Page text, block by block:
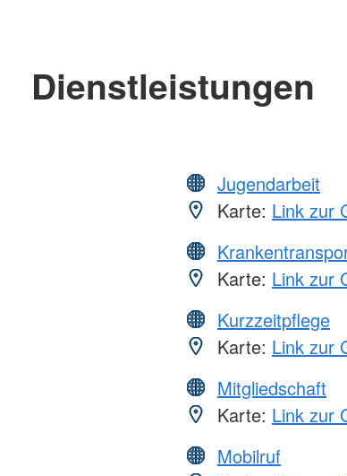
Dienstleistungen
Jugendarbeit
Karte: Link zur
Karte: Link zur
Kurzzeitpflege
Karte: Link zur
Mitgliedschaft
Karte: Link zur
Mobilruf